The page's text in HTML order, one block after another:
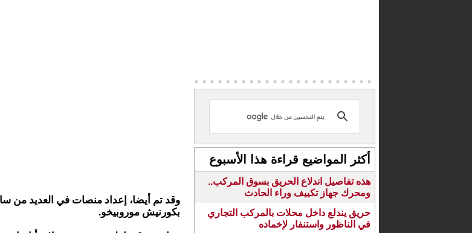
وقد تم أيضا، إعداد منصات في العديد من
بكورنيش موروبيخو.
أكثر المواضيع قراءة هذا الأسبوع
هذه تفاصيل اندلاع الحريق بسوق المركب..
ومحرك جهاز تكييف وراء الحادث
حريق يندلع داخل محلات بالمركب التجاري
في الناظور واستنفار لإخماده